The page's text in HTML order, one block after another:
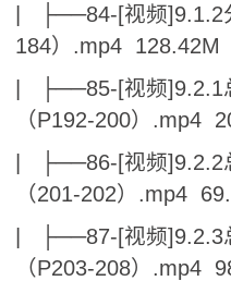
| ├──84-[视频]9.1.2
184）.mp4 128.42M
| ├──85-[视频]9.2.1
（P192-200）.mp4
| ├──86-[视频]9.2.2
（201-202）.mp4
| ├──87-[视频]9.2.3
（P203-208）.mp4